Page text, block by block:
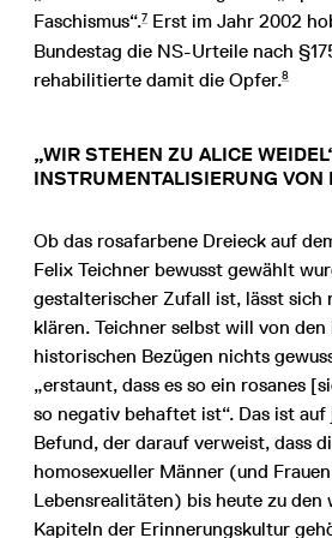
Faschismus“.7 Erst im Jahr 2002
Bundestag die NS-Urteile nach
rehabilitierte damit die Opfer.8
„WIR STEHEN ZU ALICE
INSTRUMENTALISIERUNG VON
Ob das rosafarbene Dreieck auf
Felix Teichner bewusst gewählt
gestalterischer Zufall ist, lässt sich
klären. Teichner selbst will von
historischen Bezügen nichts
„erstaunt, dass es so ein rosanes
so negativ behaftet ist“. Das ist auf
Befund, der darauf verweist, dass
homosexueller Männer (und
Lebensrealitäten) bis heute zu den
Kapiteln der Erinnerungskultur